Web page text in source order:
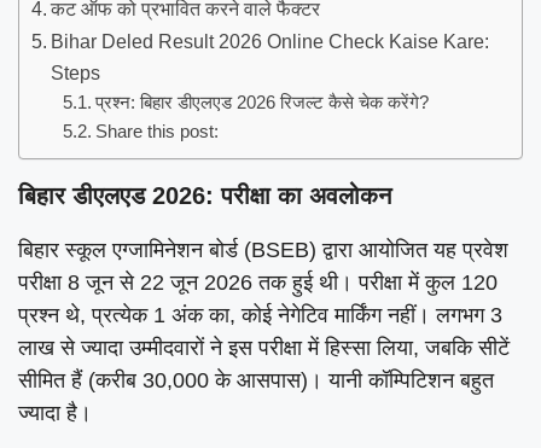
कट ऑफ को प्रभावित करने वाले फैक्टर
Bihar Deled Result 2026 Online Check Kaise Kare:
Steps
प्रश्न: बिहार डीएलएड 2026 रिजल्ट कैसे चेक करेंगे?
Share this post:
बिहार डीएलएड 2026: परीक्षा का अवलोकन
बिहार स्कूल एग्जामिनेशन बोर्ड (BSEB) द्वारा आयोजित यह प्रवेश
परीक्षा 8 जून से 22 जून 2026 तक हुई थी। परीक्षा में कुल 120
प्रश्न थे, प्रत्येक 1 अंक का, कोई नेगेटिव मार्किंग नहीं। लगभग 3
लाख से ज्यादा उम्मीदवारों ने इस परीक्षा में हिस्सा लिया, जबकि सीटें
सीमित हैं (करीब 30,000 के आसपास)। यानी कॉम्पिटिशन बहुत
ज्यादा है।